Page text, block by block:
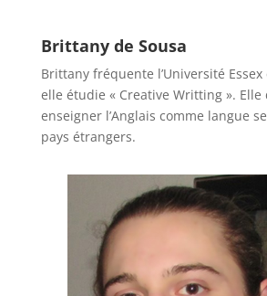
Brittany de Sousa
Brittany fréquente l’Université
elle étudie « Creative Writting ». Elle
enseigner l’Anglais comme langue
pays étrangers.